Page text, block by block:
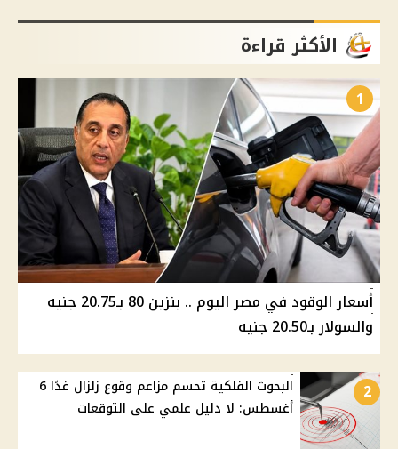
الأكثر قراءة
1
أسعار الوقود في مصر اليوم .. بنزين 80 بـ20.75 جنيه
والسولار بـ20.50 جنيه
2
البحوث الفلكية تحسم مزاعم وقوع زلزال غدًا 6
أغسطس: لا دليل علمي على التوقعات